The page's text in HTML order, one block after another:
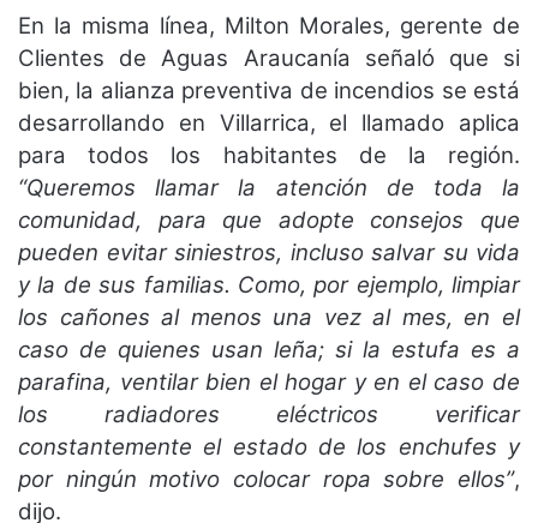
En la misma línea, Milton Morales, gerente de
Clientes de Aguas Araucanía señaló que si
bien, la alianza preventiva de incendios se está
desarrollando en Villarrica, el llamado aplica
para todos los habitantes de la región.
“Queremos llamar la atención de toda la
comunidad, para que adopte consejos que
pueden evitar siniestros, incluso salvar su vida
y la de sus familias. Como, por ejemplo, limpiar
los cañones al menos una vez al mes, en el
caso de quienes usan leña; si la estufa es a
parafina, ventilar bien el hogar y en el caso de
los radiadores eléctricos verificar
constantemente el estado de los enchufes y
por ningún motivo colocar ropa sobre ellos”,
dijo.